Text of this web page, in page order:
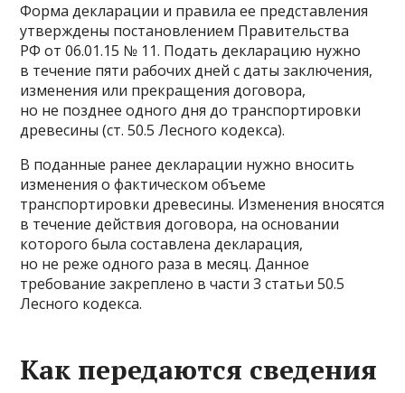
Форма декларации и правила ее представления
утверждены постановлением Правительства
РФ от 06.01.15 № 11. Подать декларацию нужно
в течение пяти рабочих дней с даты заключения,
изменения или прекращения договора,
но не позднее одного дня до транспортировки
древесины (ст. 50.5 Лесного кодекса).
В поданные ранее декларации нужно вносить
изменения о фактическом объеме
транспортировки древесины. Изменения вносятся
в течение действия договора, на основании
которого была составлена декларация,
но не реже одного раза в месяц. Данное
требование закреплено в части 3 статьи 50.5
Лесного кодекса.
Как передаются сведения